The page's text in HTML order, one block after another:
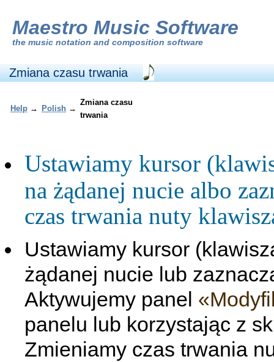
Maestro Music Software
the music notation and composition software
Zmiana czasu trwania
Help → Polish →
Zmiana czasu
trwania
Ustawiamy kursor
na żądanej nucie albo
czas trwania nuty
Ustawiamy kursor
żądanej nucie lub
Aktywujemy panel
panelu lub korzystając z
Zmieniamy czas trwania